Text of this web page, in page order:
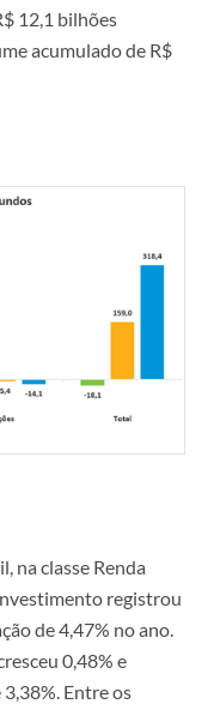
12,1 bilhões
acumulado de R$
na classe Renda
registrou
de 4,47% no ano.
0,48% e
Entre os